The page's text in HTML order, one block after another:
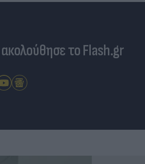
ακολούθησε το Flash.gr